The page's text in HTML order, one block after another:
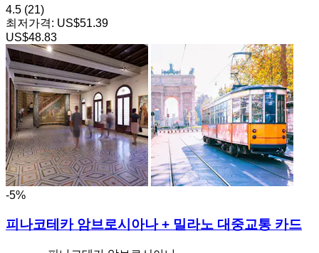
4.5 (21)
최저가격: US$51.39
US$48.83
-5%
피나코테카 암브로시아나 + 밀라노 대중교통 카드